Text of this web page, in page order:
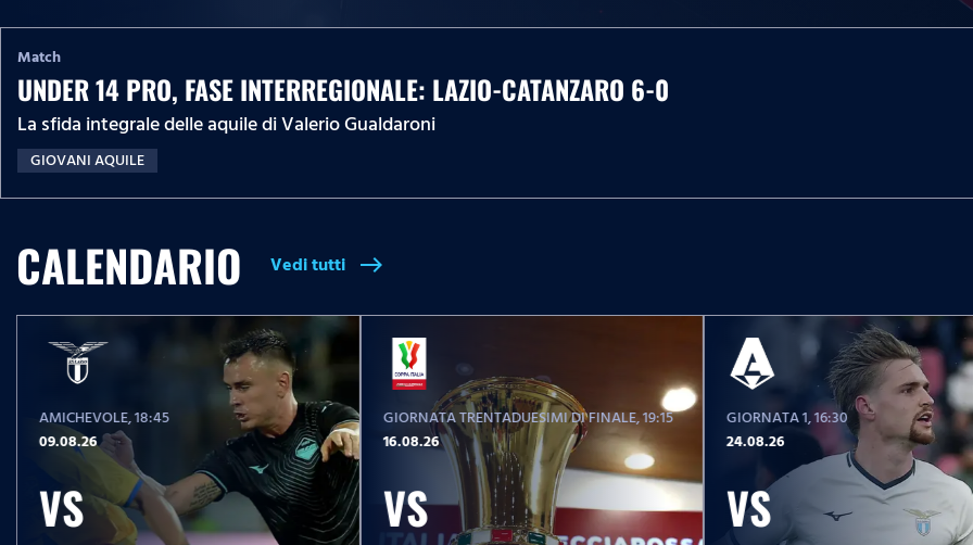
Match
UNDER 14 PRO, FASE INTERREGIONALE: LAZIO-CATANZARO 6-0
La sfida integrale delle aquile di Valerio Gualdaroni
GIOVANI AQUILE
CALENDARIO Vedi tutti east
AMICHEVOLE, 18:45
09.08.26
VS
GIORNATA TRENTADUESIMI DI FINALE, 19:15
16.08.26
VS
GIORNATA 1, 16:30
24.08.26
VS